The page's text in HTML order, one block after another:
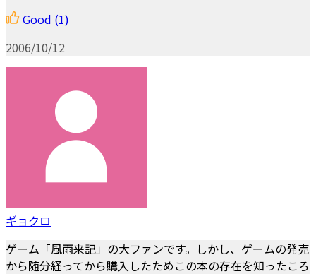
Good (1)
2006/10/12
ギョクロ
ゲーム「風雨来記」の大ファンです。しかし、ゲームの発売
から随分経ってから購入したためこの本の存在を知ったころ